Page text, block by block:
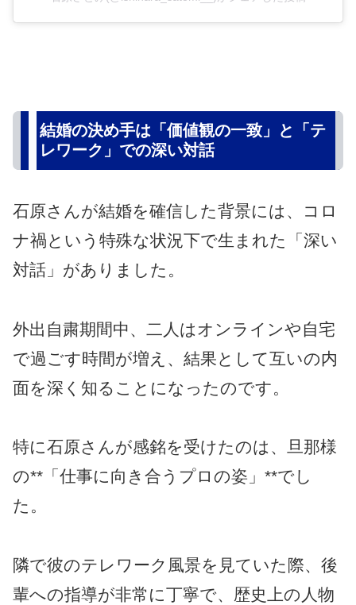
結婚の決め手は「価値観の一致」と「テ
レワーク」での深い対話
石原さんが結婚を確信した背景には、コロ
ナ禍という特殊な状況下で生まれた「深い
対話」がありました。
外出自粛期間中、二人はオンラインや自宅
で過ごす時間が増え、結果として互いの内
面を深く知ることになったのです。
特に石原さんが感銘を受けたのは、旦那様
の**「仕事に向き合うプロの姿」**でし
た。
隣で彼のテレワーク風景を見ていた際、後
輩への指導が非常に丁寧で、歴史上の人物